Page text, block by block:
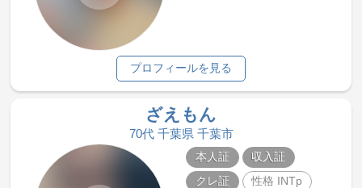
プロフィールを見る
ざえもん
70代 千葉県 千葉市
本人証
収入証
クレ証
性格 INTp